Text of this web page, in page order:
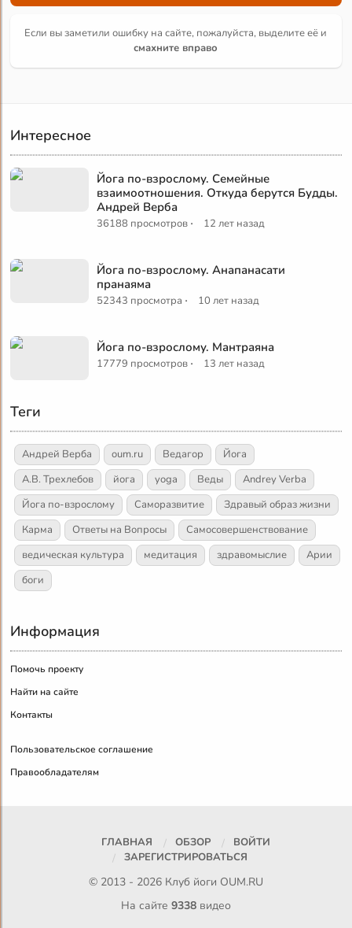
Если вы заметили ошибку на сайте, пожалуйста, выделите её и
смахните вправо
Интересное
Йога по-взрослому. Семейные
взаимоотношения. Откуда берутся Будды.
Андрей Верба
36188 просмотров · 12 лет назад
Йога по-взрослому. Анапанасати
пранаяма
52343 просмотра · 10 лет назад
Йога по-взрослому. Мантраяна
17779 просмотров · 13 лет назад
Теги
Андрей Верба oum.ru Ведагор
Йога
А.В. Трехлебов
йога yoga Веды
Andrey Verba
Йога по-взрослому
Саморазвитие
Здравый образ жизни
Карма
Ответы на Вопросы
Самосовершенствование
ведическая культура
медитация здравомыслие
Арии
боги
Информация
Помочь проекту
Найти на сайте
Контакты
Пользовательское соглашение
Правообладателям
ГЛАВНАЯ ОБЗОР
ВОЙТИ
ЗАРЕГИСТРИРОВАТЬСЯ
© 2013 - 2026 Клуб йоги OUM.RU
На сайте 9338видео